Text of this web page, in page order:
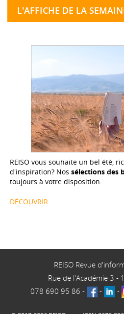
L'AFFICHE DE LA
REISO vous souhaite un bel été,
d'inspiration? Nos sélections des
toujours à votre disposition.
DÉCOUVRIR
REISO Revue
Rue de l'Académie 3 -
078 690 95 86 - - -